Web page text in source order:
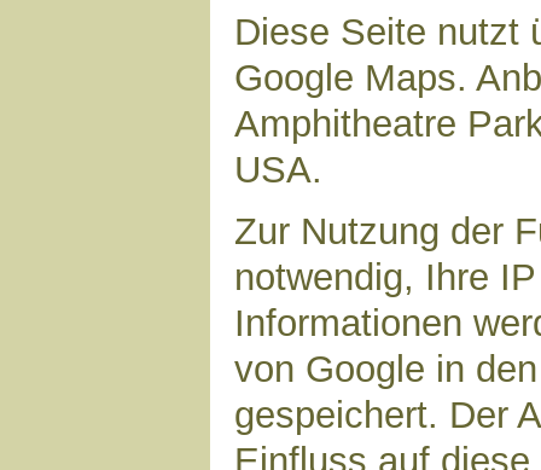
Diese Seite nutzt
Google Maps.
Amphitheatre
USA.
Zur Nutzung der
notwendig, Ihre
Informationen
von Google in
gespeichert. Der
Einfluss auf